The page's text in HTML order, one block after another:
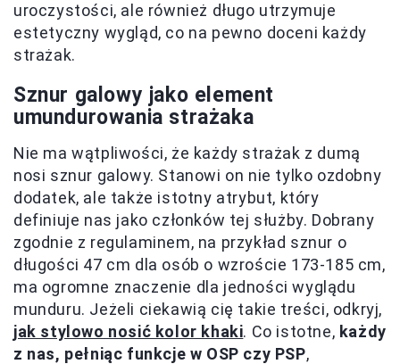
uroczystości, ale również długo utrzymuje
estetyczny wygląd, co na pewno doceni każdy
strażak.
Sznur galowy jako element
umundurowania strażaka
Nie ma wątpliwości, że każdy strażak z dumą
nosi sznur galowy. Stanowi on nie tylko ozdobny
dodatek, ale także istotny atrybut, który
definiuje nas jako członków tej służby. Dobrany
zgodnie z regulaminem, na przykład sznur o
długości 47 cm dla osób o wzroście 173-185 cm,
ma ogromne znaczenie dla jedności wyglądu
munduru. Jeżeli ciekawią cię takie treści, odkryj,
jak stylowo nosić kolor khaki. Co istotne, każdy
z nas, pełniąc funkcje w OSP czy PSP,